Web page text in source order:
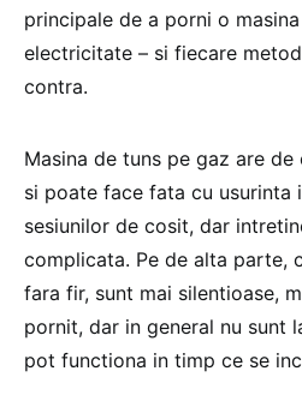
principale de a porni o
electricitate – si fiecare
contra.
Masina de tuns pe gaz are
si poate face fata cu usurinta
sesiunilor de cosit, dar
complicata. Pe de alta parte,
fara fir, sunt mai silentioase,
pornit, dar in general nu sunt
pot functiona in timp ce se